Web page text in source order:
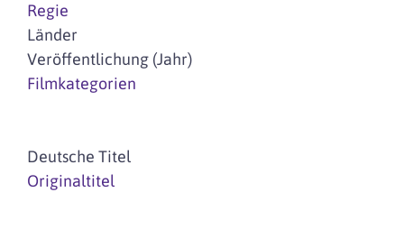
Regie
Länder
Veröffentlichung (Jahr)
Filmkategorien
Deutsche Titel
Originaltitel